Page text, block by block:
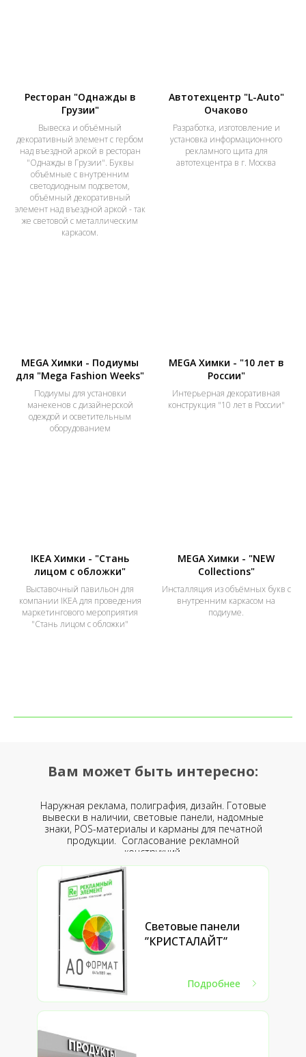
Ресторан "Однажды в
Грузии"
Вывеска и объёмный
декоративный элемент с гербом
над въездной аркой в ресторан
"Однажды в Грузии". Буквы
объёмные с внутренним
светодиодным подсветом,
объёмный декоративный
элемент над въездной аркой - так
же световой с металлическим
каркасом.
Автотехцентр "L-Auto"
Очаково
Разработка, изготовление и
установка информационного
рекламного щита для
автотехцентра в г. Москва
MEGA Химки - Подиумы
для "Mega Fashion Weeks"
Подиумы для установки
манекенов с дизайнерской
одеждой и осветительным
оборудованием
MEGA Химки - "10 лет в
России"
Интерьерная декоративная
конструкция "10 лет в России"
IKEA Химки - "Стань
лицом с обложки"
Выставочный павильон для
компании IKEA для проведения
маркетингового мероприятия
"Стань лицом с обложки"
MEGA Химки - "NEW
Collections"
Инсталляция из объёмных букв с
внутренним каркасом на
подиуме.
Вам может быть интересно:
Наружная реклама, полиграфия, дизайн. Готовые
вывески в наличии, световые панели, надомные
знаки, POS-материалы и карманы для печатной
продукции. Согласование рекламной
конструкций.
Световые панели
”КРИСТАЛАЙТ”
Подробнее